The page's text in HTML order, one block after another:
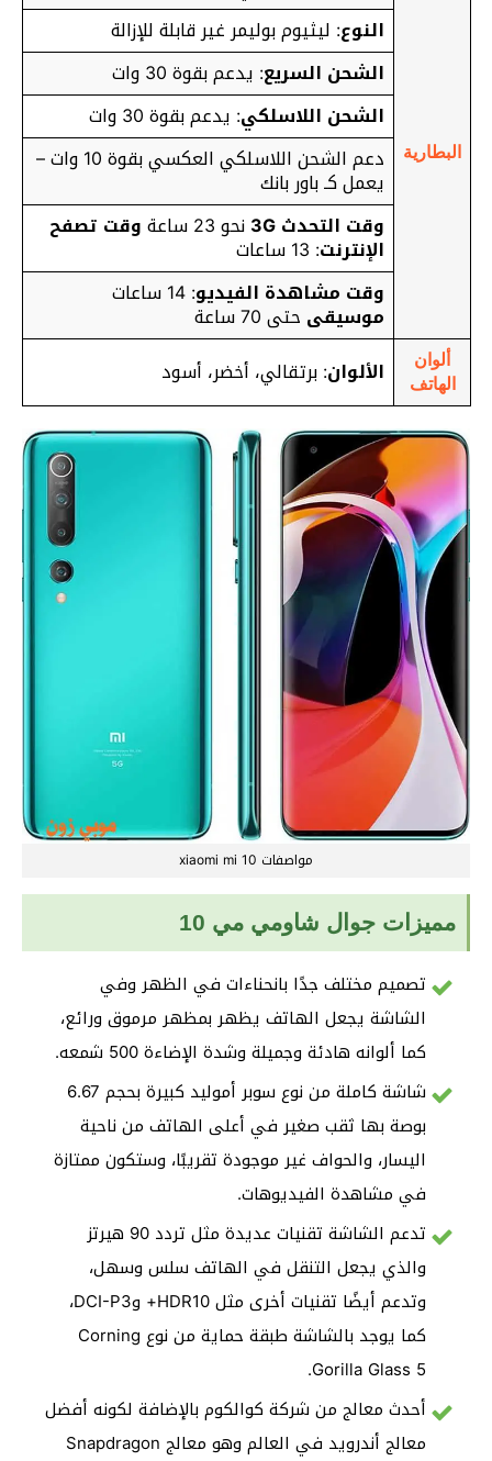
البطارية
النوع: ليثيوم بوليمر غير قابلة للإزالة
الشحن السريع: يدعم بقوة 30 وات
الشحن اللاسلكي: يدعم بقوة 30 وات
دعم الشحن اللاسلكي العكسي بقوة 10 وات –
يعمل كـ باور بانك
وقت التحدث 3G
نحو 23 ساعة وقت تصفح
الإنترنت: 13 ساعات
وقت مشاهدة الفيديو: 14 ساعات
موسيقى حتى 70 ساعة
ألوان
الهاتف
الألوان: برتقالي، أخضر، أسود
مواصفات xiaomi mi 10
مميزات جوال شاومي مي 10
تصميم مختلف جدًا بانحناءات في الظهر وفي
الشاشة يجعل الهاتف يظهر بمظهر مرموق ورائع،
كما ألوانه هادئة وجميلة وشدة الإضاءة 500 شمعه.
شاشة كاملة من نوع سوبر أموليد كبيرة بحجم 6.67
بوصة بها ثقب صغير في أعلى الهاتف من ناحية
اليسار، والحواف غير موجودة تقريبًا، وستكون ممتازة
في مشاهدة الفيديوهات.
تدعم الشاشة تقنيات عديدة مثل تردد 90 هيرتز
والذي يجعل التنقل في الهاتف سلس وسهل،
وتدعم أيضًا تقنيات أخرى مثل HDR10+ وDCI-P3،
كما يوجد بالشاشة طبقة حماية من نوع Corning
Gorilla Glass 5.
أحدث معالج من شركة كوالكوم بالإضافة لكونه أفضل
معالج أندرويد في العالم وهو معالج Snapdragon